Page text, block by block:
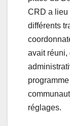
CRD a lieu
différents
avait réuni,
réglages.